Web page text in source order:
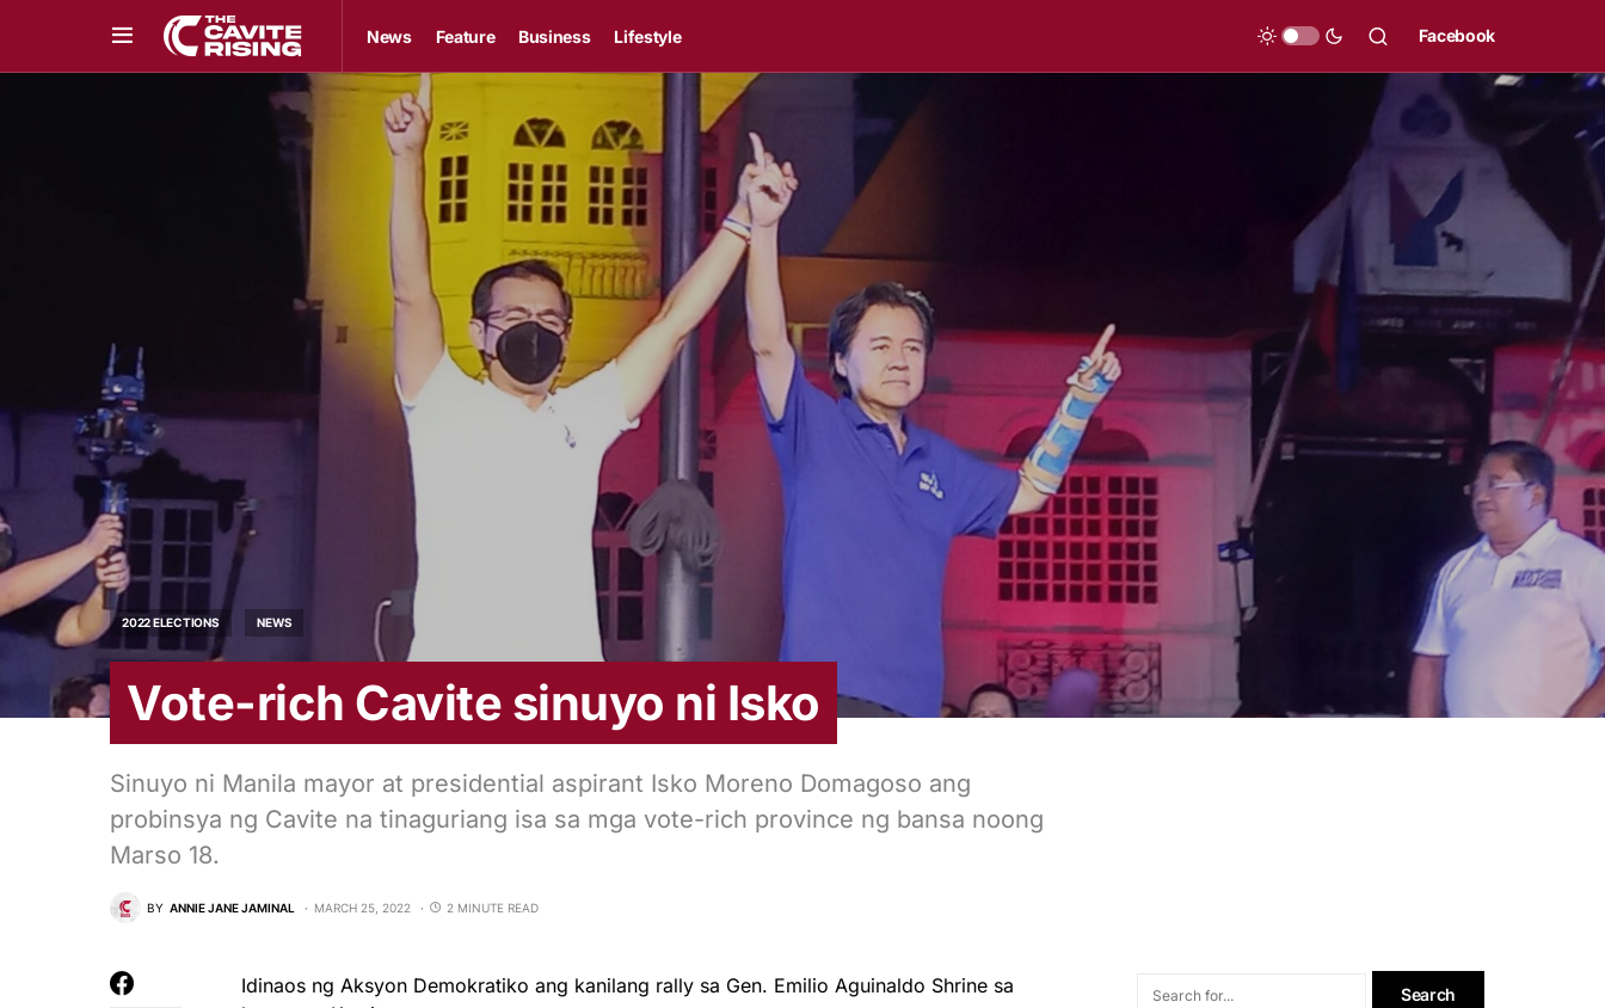
News Feature Business Lifestyle Facebook
2022 ELECTIONS NEWS
Vote-rich Cavite sinuyo ni Isko
Sinuyo ni Manila mayor at presidential aspirant Isko Moreno Domagoso ang
probinsya ng Cavite na tinaguriang isa sa mga vote-rich province ng bansa noong
Marso 18.
BY ANNIE JANE JAMINAL MARCH 25, 2022 2 MINUTE READ
Idinaos ng Aksyon Demokratiko ang kanilang rally sa Gen. Emilio Aguinaldo Shrine sa